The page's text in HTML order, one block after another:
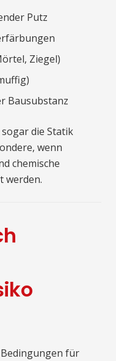
Putz
Ziegel)
Bausubstanz
die Statik
wenn
chemische
werden.
Bedingungen für